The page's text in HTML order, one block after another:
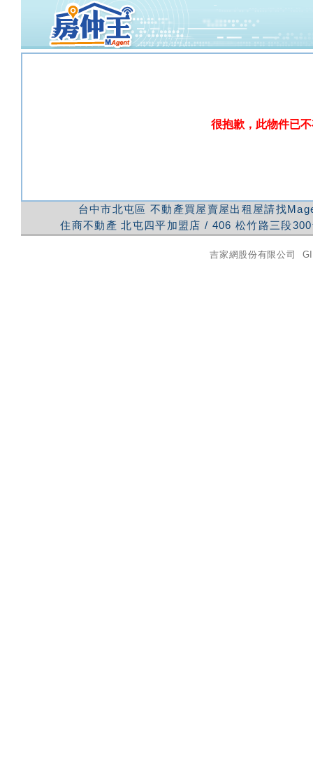
很抱歉，此物件已
台中市北屯區 不動產買屋賣屋出租屋請找
住商不動產 北屯四平加盟店 / 406 松竹路三段
吉家網股份有限公司